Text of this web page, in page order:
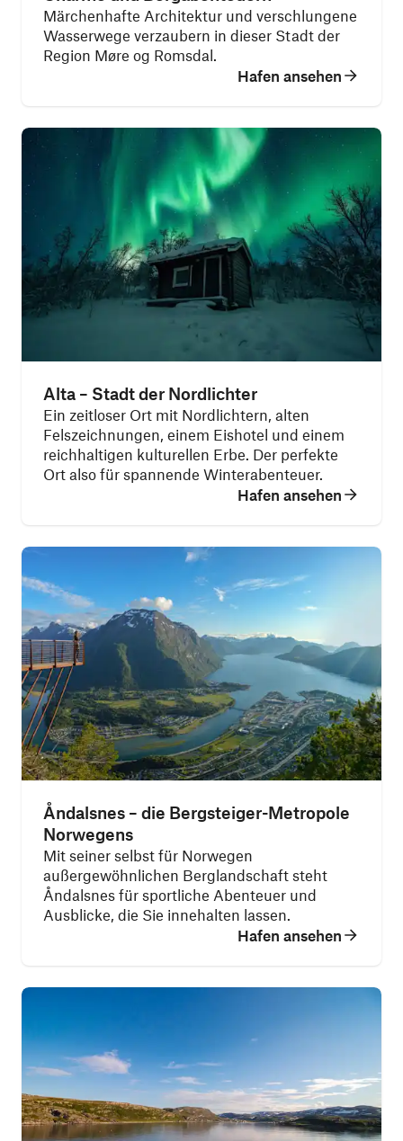
Märchenhafte Architektur und verschlungene
Wasserwege verzaubern in dieser Stadt der
Region Møre og Romsdal.
Hafen ansehen
Alta – Stadt der Nordlichter
Ein zeitloser Ort mit Nordlichtern, alten
Felszeichnungen, einem Eishotel und einem
reichhaltigen kulturellen Erbe. Der perfekte
Ort also für spannende Winterabenteuer.
Hafen ansehen
Åndalsnes – die Bergsteiger-Metropole
Norwegens
Mit seiner selbst für Norwegen
außergewöhnlichen Berglandschaft steht
Åndalsnes für sportliche Abenteuer und
Ausblicke, die Sie innehalten lassen.
Hafen ansehen